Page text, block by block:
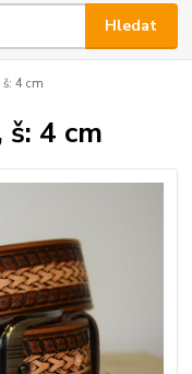
Hledat
š: 4 cm
4 cm